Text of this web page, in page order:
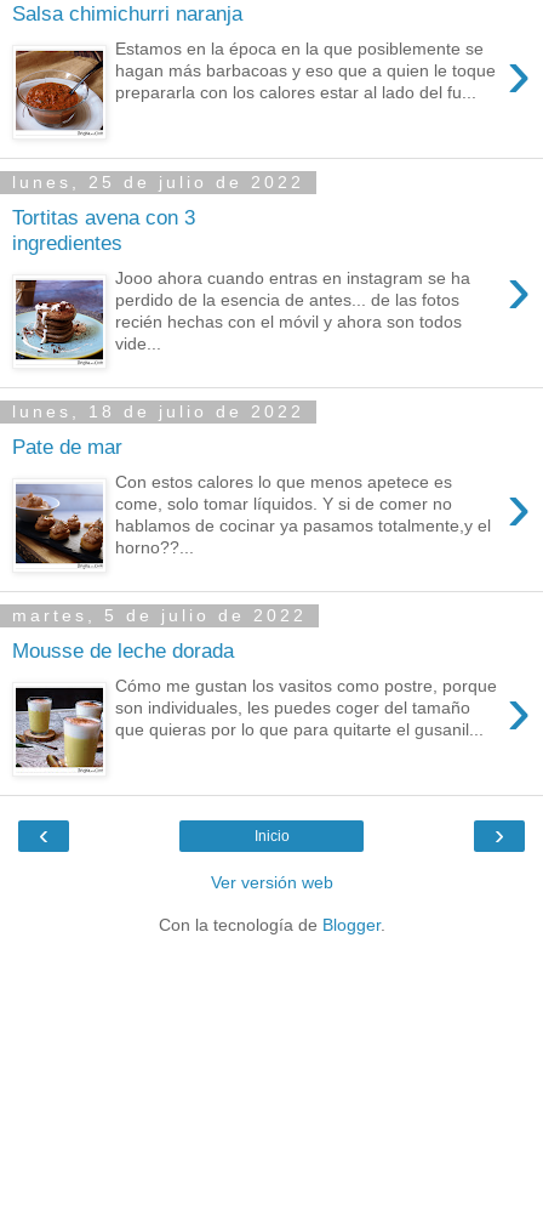
Salsa chimichurri naranja
›
Estamos en la época en la que posiblemente se
hagan más barbacoas y eso que a quien le toque
prepararla con los calores estar al lado del fu...
lunes, 25 de julio de 2022
Tortitas avena con 3
ingredientes
›
Jooo ahora cuando entras en instagram se ha
perdido de la esencia de antes... de las fotos
recién hechas con el móvil y ahora son todos
vide...
lunes, 18 de julio de 2022
Pate de mar
›
Con estos calores lo que menos apetece es
come, solo tomar líquidos. Y si de comer no
hablamos de cocinar ya pasamos totalmente,y el
horno??...
martes, 5 de julio de 2022
Mousse de leche dorada
›
Cómo me gustan los vasitos como postre, porque
son individuales, les puedes coger del tamaño
que quieras por lo que para quitarte el gusanil...
‹ ›
Inicio
Ver versión web
Con la tecnología de Blogger.